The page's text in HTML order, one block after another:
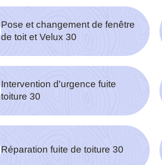
Pose et changement de fenêtre
de toit et Velux 30
Intervention d'urgence fuite
toiture 30
Réparation fuite de toiture 30